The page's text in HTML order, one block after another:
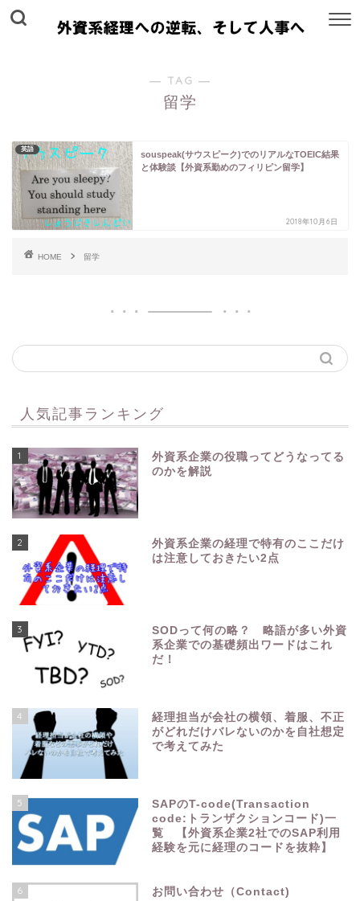
― TAG ―
留学
英語
souspeak(サウスピーク)でのリアルなTOEIC結果
と体験談【外資系勤めのフィリピン留学】
2018年10月6日
HOME 留学
人気記事ランキング
1
外資系企業の役職ってどうなってる
のかを解説
2
外資系企業の経理で特有のここだけ
は注意しておきたい2点
3
SODって何の略？ 略語が多い外資
系企業での基礎頻出ワードはこれ
だ！
4
経理担当が会社の横領、着服、不正
がどれだけバレないのかを自社想定
で考えてみた
5
SAPのT-code(Transaction
code:トランザクションコード)一
覧 【外資系企業2社でのSAP利用
経験を元に経理のコードを抜粋】
6 お問い合わせ（Contact)